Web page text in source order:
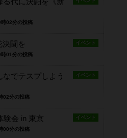
02分の投稿
イベント
決闘を
01分の投稿
イベント
でテスプしよう
02分の投稿
イベント
験会 in 東京
00分の投稿